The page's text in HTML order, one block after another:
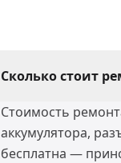
Сколько стоит
Стоимость
аккумулятора,
бесплатна —